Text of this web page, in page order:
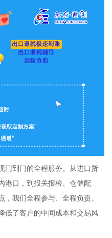
门到门的全程服务。从进口货
港口，到报关报检、仓储配
我们全程参与、全程负责。
低了客户的中间成本和交易风